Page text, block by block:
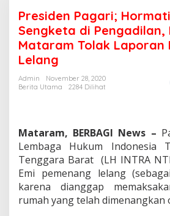
Hormati
Proses
Sengketa
di
Presiden Pagari;
Sengketa di Pengadilan,
Mataram Tolak Laporan
Lelang
Admin
November 28, 2020
Berita Utama
2284 Dilihat
Mataram, BERBAGI News –
Lembaga Hukum Indonesia
Tenggara Barat (LH INTRA
Emi pemenang lelang
karena dianggap
rumah yang telah dimenangkan